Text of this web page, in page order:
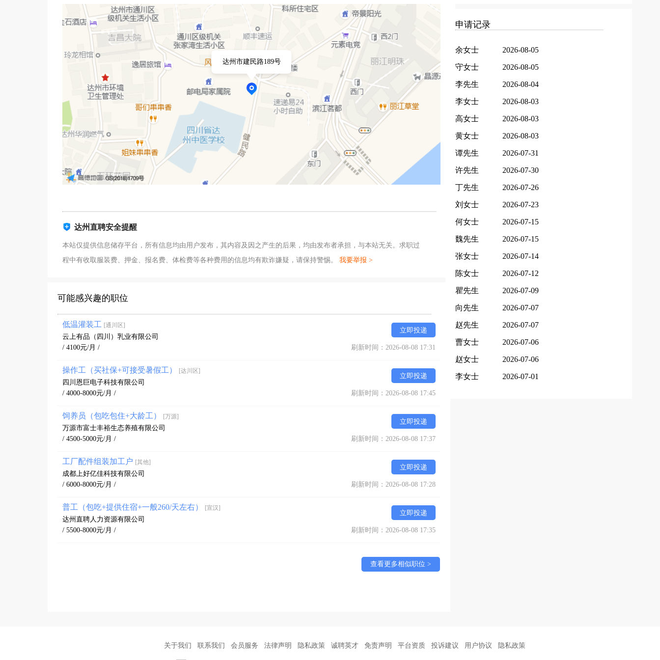
达州市建民路189号
达州直聘安全提醒
本站仅提供信息储存平台，所有信息均由用户发布，其内容及因之产生的后果，均由发布者承担，与本站无关。求职过
程中有收取服装费、押金、报名费、体检费等各种费用的信息均有欺诈嫌疑，请保持警惕。 我要举报 >
可能感兴趣的职位
低温灌装工 [通川区]
立即投递
云上有品（四川）乳业有限公司
/ 4100元/月 /
刷新时间：2026-08-08 17:31
操作工（买社保+可接受暑假工） [达川区]
立即投递
四川恩巨电子科技有限公司
/ 4000-8000元/月 /
刷新时间：2026-08-08 17:45
饲养员（包吃包住+大龄工） [万源]
立即投递
万源市富士丰裕生态养殖有限公司
/ 4500-5000元/月 /
刷新时间：2026-08-08 17:37
工厂配件组装加工户 [其他]
立即投递
成都上好亿佳科技有限公司
/ 6000-8000元/月 /
刷新时间：2026-08-08 17:28
普工（包吃+提供住宿+一般260/天左右） [宣汉]
立即投递
达州直聘人力资源有限公司
/ 5500-8000元/月 /
刷新时间：2026-08-08 17:35
查看更多相似职位 >
申请记录
余女士 2026-08-05
守女士 2026-08-05
李先生 2026-08-04
李女士 2026-08-03
高女士 2026-08-03
黄女士 2026-08-03
谭先生 2026-07-31
许先生 2026-07-30
丁先生 2026-07-26
刘女士 2026-07-23
何女士 2026-07-15
魏先生 2026-07-15
张女士 2026-07-14
陈女士 2026-07-12
瞿先生 2026-07-09
向先生 2026-07-07
赵先生 2026-07-07
曹女士 2026-07-06
赵女士 2026-07-06
李女士 2026-07-01
关于我们 联系我们 会员服务 法律声明 隐私政策 诚聘英才 免责声明 平台资质 投诉建议 用户协议 隐私政策